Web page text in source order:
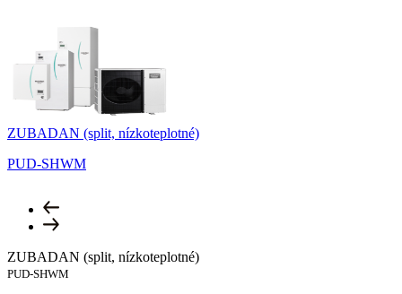
ZUBADAN (split, nízkoteplotné)
PUD-SHWM
ZUBADAN (split, nízkoteplotné)
PUD-SHWM